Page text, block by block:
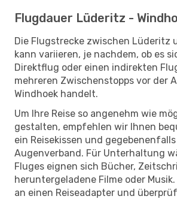
Flugdauer Lüderitz -
Die Flugstrecke zwischen Lüderitz
kann variieren, je nachdem, ob es
Direktflug oder einen indirekten
mehreren Zwischenstopps vor der
Windhoek handelt.
Um Ihre Reise so angenehm wie
gestalten, empfehlen wir Ihnen
ein Reisekissen und
Augenverband. Für Unterhaltung
Fluges eignen sich Bücher,
heruntergeladene Filme oder
an einen Reiseadapter und